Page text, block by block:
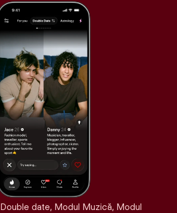
date, Modul Muzică, Modul